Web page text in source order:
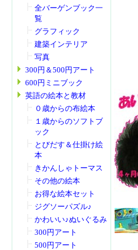
全バーゲンブック一
覧
グラフィック
建築インテリア
写真
300円＆500円アート
600円ミニブック
英語の絵本と教材
０歳からの布絵本
１歳からのソフトブ
ック
とびだす＆仕掛け絵
本
きかんしゃトーマス
その他の絵本
お得な絵本セット
ジグソーパズル♪
かわいい♪ぬいぐるみ
300円アート
500円アート